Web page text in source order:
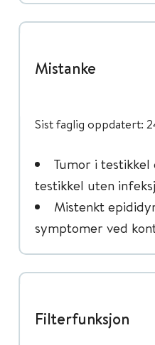
Mistanke
Sist faglig oppdatert:
Tumor i
testikkel uten
Mistenkt
symptomer ved
Filterfunksjon